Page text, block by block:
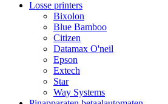
Losse printers
Bixolon
Blue Bamboo
Citizen
Datamax O'neil
Epson
Extech
Star
Way Systems